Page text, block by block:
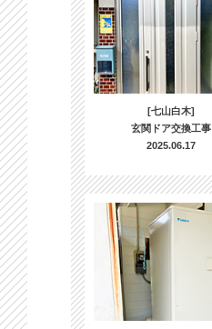
[七山白木]
玄関ドア交換工事
2025.06.17